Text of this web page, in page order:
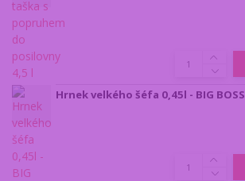
Hrnek velkého šéfa 0,45l - BIG BOSS